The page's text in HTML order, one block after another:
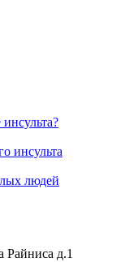
инсульта
людей
Райниса д.1